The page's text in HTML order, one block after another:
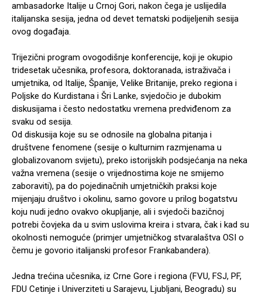
ambasadorke Italije u Crnoj Gori, nakon čega je uslijedila
italijanska sesija, jedna od devet tematski podijeljenih sesija
ovog događaja.
Trijezični program ovogodišnje konferencije, koji je okupio
tridesetak učesnika, profesora, doktoranada, istraživača i
umjetnika, od Italije, Španije, Velike Britanije, preko regiona i
Poljske do Kurdistana i Šri Lanke, svjedočio je dubokim
diskusijama i često nedostatku vremena predviđenom za
svaku od sesija.
Od diskusija koje su se odnosile na globalna pitanja i
društvene fenomene (sesije o kulturnim razmjenama u
globalizovanom svijetu), preko istorijskih podsjećanja na neka
važna vremena (sesije o vrijednostima koje ne smijemo
zaboraviti), pa do pojedinačnih umjetničkih praksi koje
mijenjaju društvo i okolinu, samo govore u prilog bogatstvu
koju nudi jedno ovakvo okupljanje, ali i svjedoči bazičnoj
potrebi čovjeka da u svim uslovima kreira i stvara, čak i kad su
okolnosti nemoguće (primjer umjetničkog stvaralaštva OSI o
čemu je govorio italijanski profesor Frankabandera).
Jedna trećina učesnika, iz Crne Gore i regiona (FVU, FSJ, PF,
FDU Cetinje i Univerziteti u Sarajevu, Ljubljani, Beogradu) su